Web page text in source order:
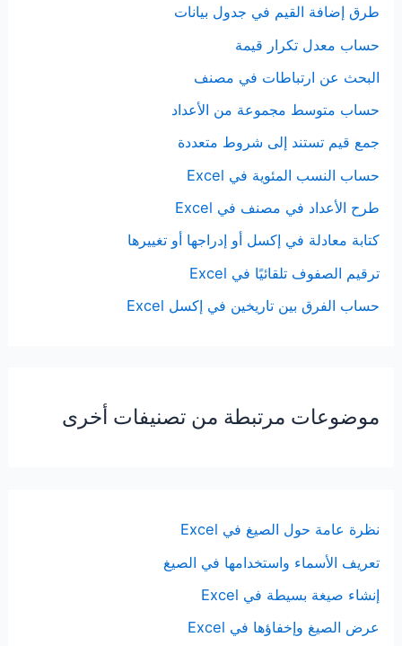
طرق إضافة القيم في جدول بيانات
حساب معدل تكرار قيمة
البحث عن ارتباطات في مصنف
حساب متوسط مجموعة من الأعداد
جمع قيم تستند إلى شروط متعددة
حساب النسب المئوية في Excel
طرح الأعداد في مصنف في Excel
كتابة معادلة في إكسل أو إدراجها أو تغييرها
ترقيم الصفوف تلقائيًا في Excel
حساب الفرق بين تاريخين في إكسل Excel
موضوعات مرتبطة من تصنيفات أخرى
نظرة عامة حول الصيغ في Excel
تعريف الأسماء واستخدامها في الصيغ
إنشاء صيغة بسيطة في Excel
عرض الصيغ وإخفاؤها في Excel